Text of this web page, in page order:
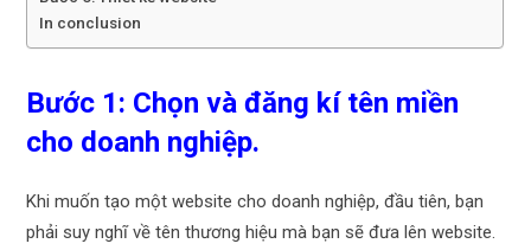
In conclusion
Bước 1: Chọn và đăng kí tên miền
cho doanh nghiệp.
Khi muốn tạo một website cho doanh nghiệp, đầu tiên, bạn
phải suy nghĩ về tên thương hiệu mà bạn sẽ đưa lên website.